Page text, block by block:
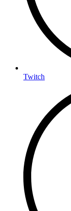
Twitch